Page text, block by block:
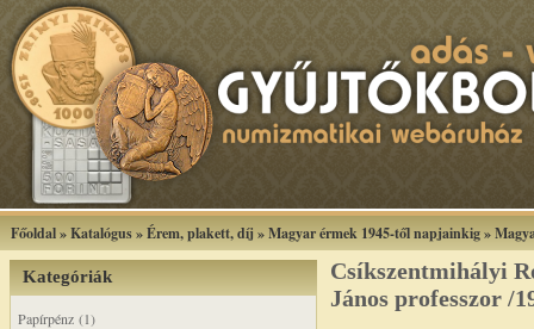
Főoldal»Katalógus»Érem, plakett, díj »Magyar érmek 1945-től napjainkig»
Kategóriák
Papírpénz (1)
Csíkszentmihályi
János professzor /